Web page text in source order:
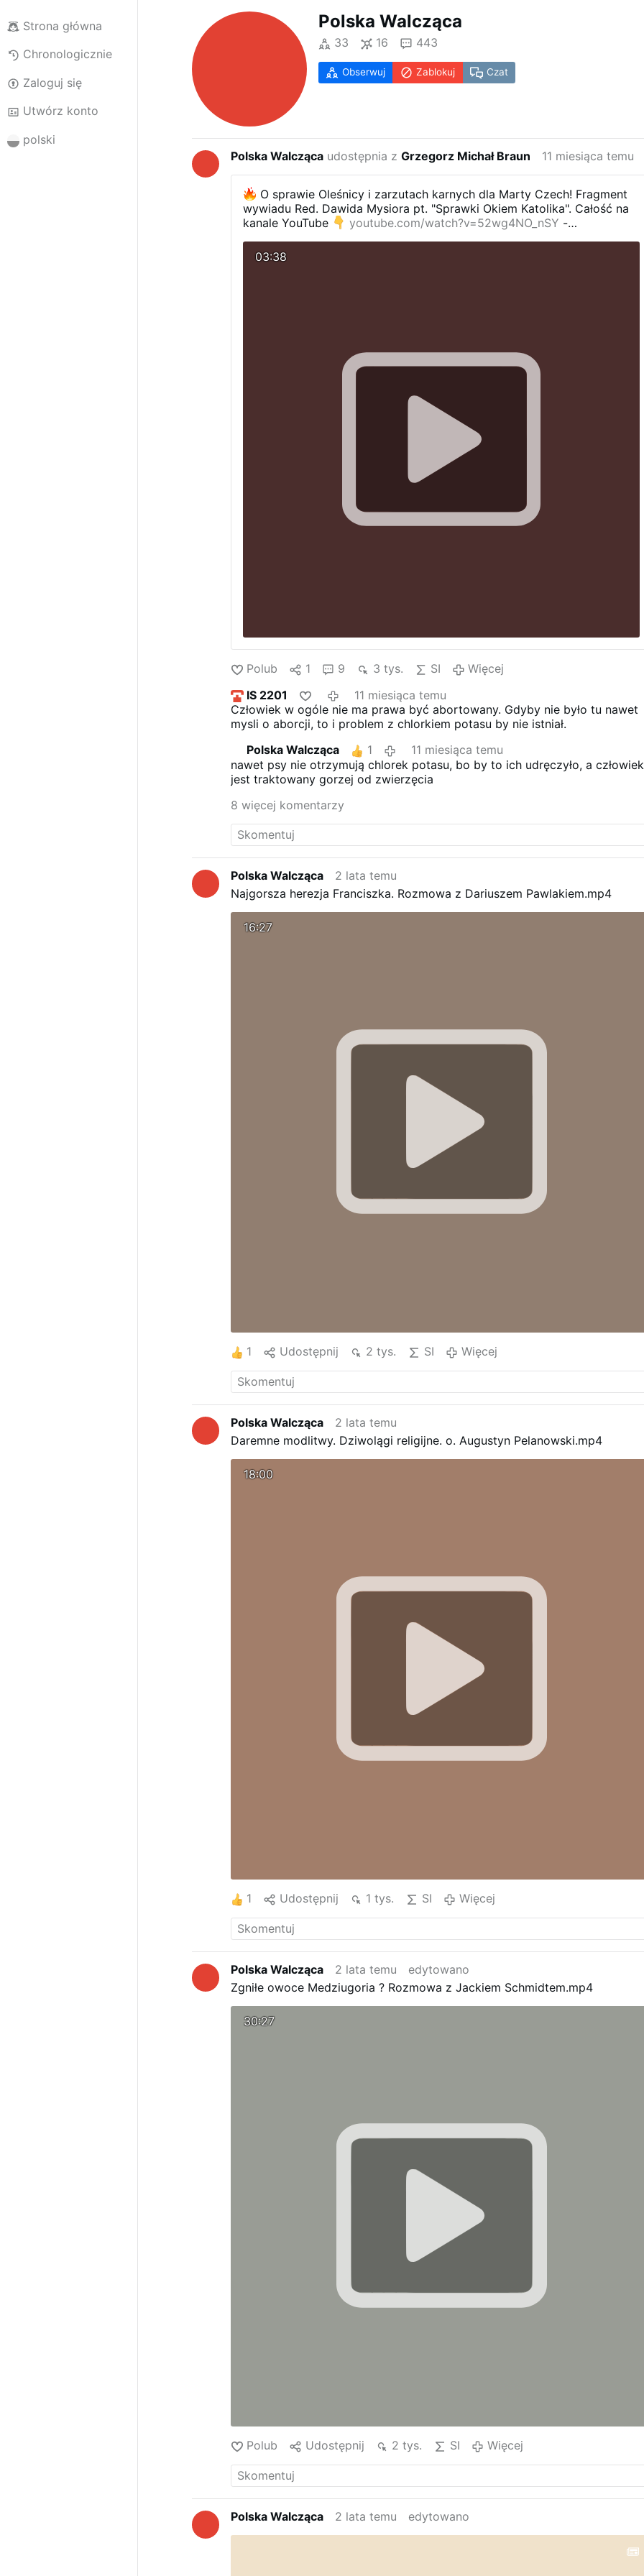
Strona główna
Chronologicznie
Zaloguj się
Utwórz konto
polski
Polska Walcząca
33 16 443
Obserwuj Zablokuj Czat
Polska Walcząca udostępnia zGrzegorz Michał Braun 11 miesiąca temu
O sprawie Oleśnicy i zarzutach karnych dla Marty Czech! Fragment
wywiadu Red. Dawida Mysiora pt. "Sprawki Okiem Katolika". Całość na
kanale YouTube
youtube.com/watch?v=52wg4NO_nSY -
#KonfederacjaKoronyPolskiej
03:38
Polub 1 9 3 tys. SI
Więcej
IS 2201
11 miesiąca temu
Człowiek w ogóle nie ma prawa być abortowany. Gdyby nie było tu nawet
mysli o aborcji, to i problem z chlorkiem potasu by nie istniał.
Polska Walcząca
1
11 miesiąca temu
nawet psy nie otrzymują chlorek potasu, bo by to ich udręczyło, a człowiek
jest traktowany gorzej od zwierzęcia
8 więcej komentarzy
Polska Walcząca
2 lata temu
Najgorsza herezja Franciszka. Rozmowa z Dariuszem Pawlakiem.mp4
16:27
1 Udostępnij 2 tys. SI Więcej
Polska Walcząca
2 lata temu
Daremne modlitwy. Dziwolągi religijne. o. Augustyn Pelanowski.mp4
18:00
1 Udostępnij 1 tys. SI Więcej
Polska Walcząca 2 lata temu
edytowano
Zgniłe owoce Medziugoria ? Rozmowa z Jackiem Schmidtem.mp4
30:27
Polub Udostępnij 2 tys. SI Więcej
Polska Walcząca 2 lata temu edytowano